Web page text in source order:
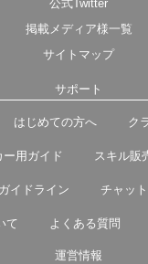
公式Twitter
掲載メディア様一覧
サイトマップ
サポート
はじめての方へ ク
ー用ガイド スキル販
イドライン チャッ
て よくある質問
運営情報